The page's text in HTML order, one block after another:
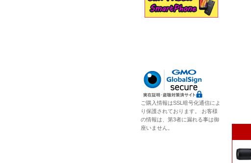
こ
ご購入情報はSSL暗号化通信によ
り保護されております。 お客様
の情報は、第3者に漏れる事は御
座いません。